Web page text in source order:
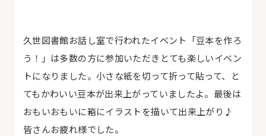
久世図書館お話し室で行われたイベント「豆本を作ろ
う！」は多数の方に参加いただきとても楽しいイベン
トになりました。小さな紙を切って折って貼って、と
てもかわいい豆本が出来上がっていましたよ。最後は
おもいおもいに箱にイラストを描いて出来上がり♪
皆さんお疲れ様でした。